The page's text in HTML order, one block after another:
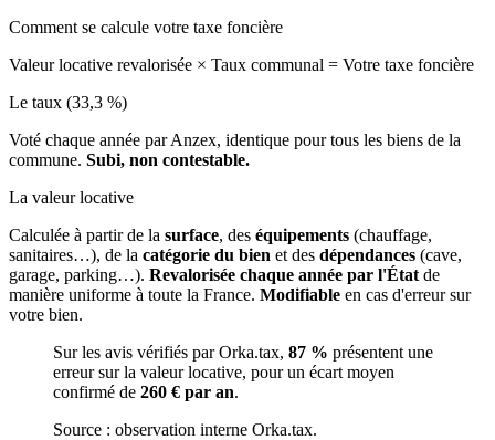
Comment se calcule votre taxe foncière
Valeur locative revalorisée × Taux communal = Votre taxe foncière
Le taux (33,3 %)
Voté chaque année par Anzex, identique pour tous les biens de la
commune. Subi, non contestable.
La valeur locative
Calculée à partir de la surface, des équipements (chauffage,
sanitaires…), de la catégorie du bien et des dépendances (cave,
garage, parking…). Revalorisée chaque année par l'État de
manière uniforme à toute la France. Modifiable en cas d'erreur sur
votre bien.
Sur les avis vérifiés par Orka.tax, 87 % présentent une
erreur sur la valeur locative, pour un écart moyen
confirmé de 260 € par an.
Source : observation interne Orka.tax.